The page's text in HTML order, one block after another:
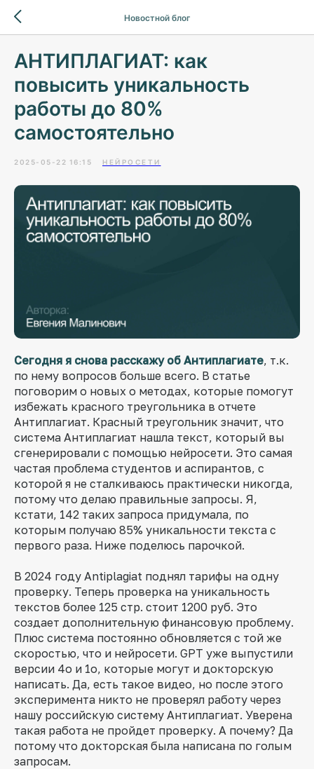
Новостной блог
АНТИПЛАГИАТ: как
повысить уникальность
работы до 80%
самостоятельно
2025-05-22 16:15 НЕЙРОСЕТИ
Сегодня я снова расскажу об Антиплагиате, т.к.
по нему вопросов больше всего. В статье
поговорим о новых о методах, которые помогут
избежать красного треугольника в отчете
Антиплагиат. Красный треугольник значит, что
система Антиплагиат нашла текст, который вы
сгенерировали с помощью нейросети. Это самая
частая проблема студентов и аспирантов, с
которой я не сталкиваюсь практически никогда,
потому что делаю правильные запросы. Я,
кстати, 142 таких запроса придумала, по
которым получаю 85% уникальности текста с
первого раза. Ниже поделюсь парочкой.
В 2024 году Antiplagiat поднял тарифы на одну
проверку. Теперь проверка на уникальность
текстов более 125 стр. стоит 1200 руб. Это
создает дополнительную финансовую проблему.
Плюс система постоянно обновляется с той же
скоростью, что и нейросети. GPT уже выпустили
версии 4о и 1о, которые могут и докторскую
написать. Да, есть такое видео, но после этого
эксперимента никто не проверял работу через
нашу российскую систему Антиплагиат. Уверена
такая работа не пройдет проверку. А почему? Да
потому что докторская была написана по голым
запросам.